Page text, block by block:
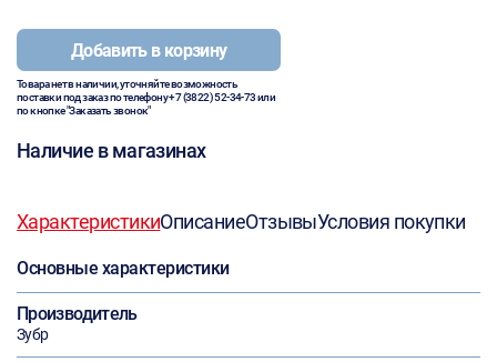
Добавить в корзину
Товара нет в наличии, уточняйте возможность
поставки под заказ по телефону+7 (3822) 52-34-73или
по кнопке "Заказать звонок"
Наличие в магазинах
ХарактеристикиОписаниеОтзывыУсловия покупки
Основные характеристики
Производитель
Зубр